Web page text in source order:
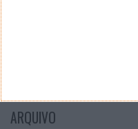
ARQUIVO